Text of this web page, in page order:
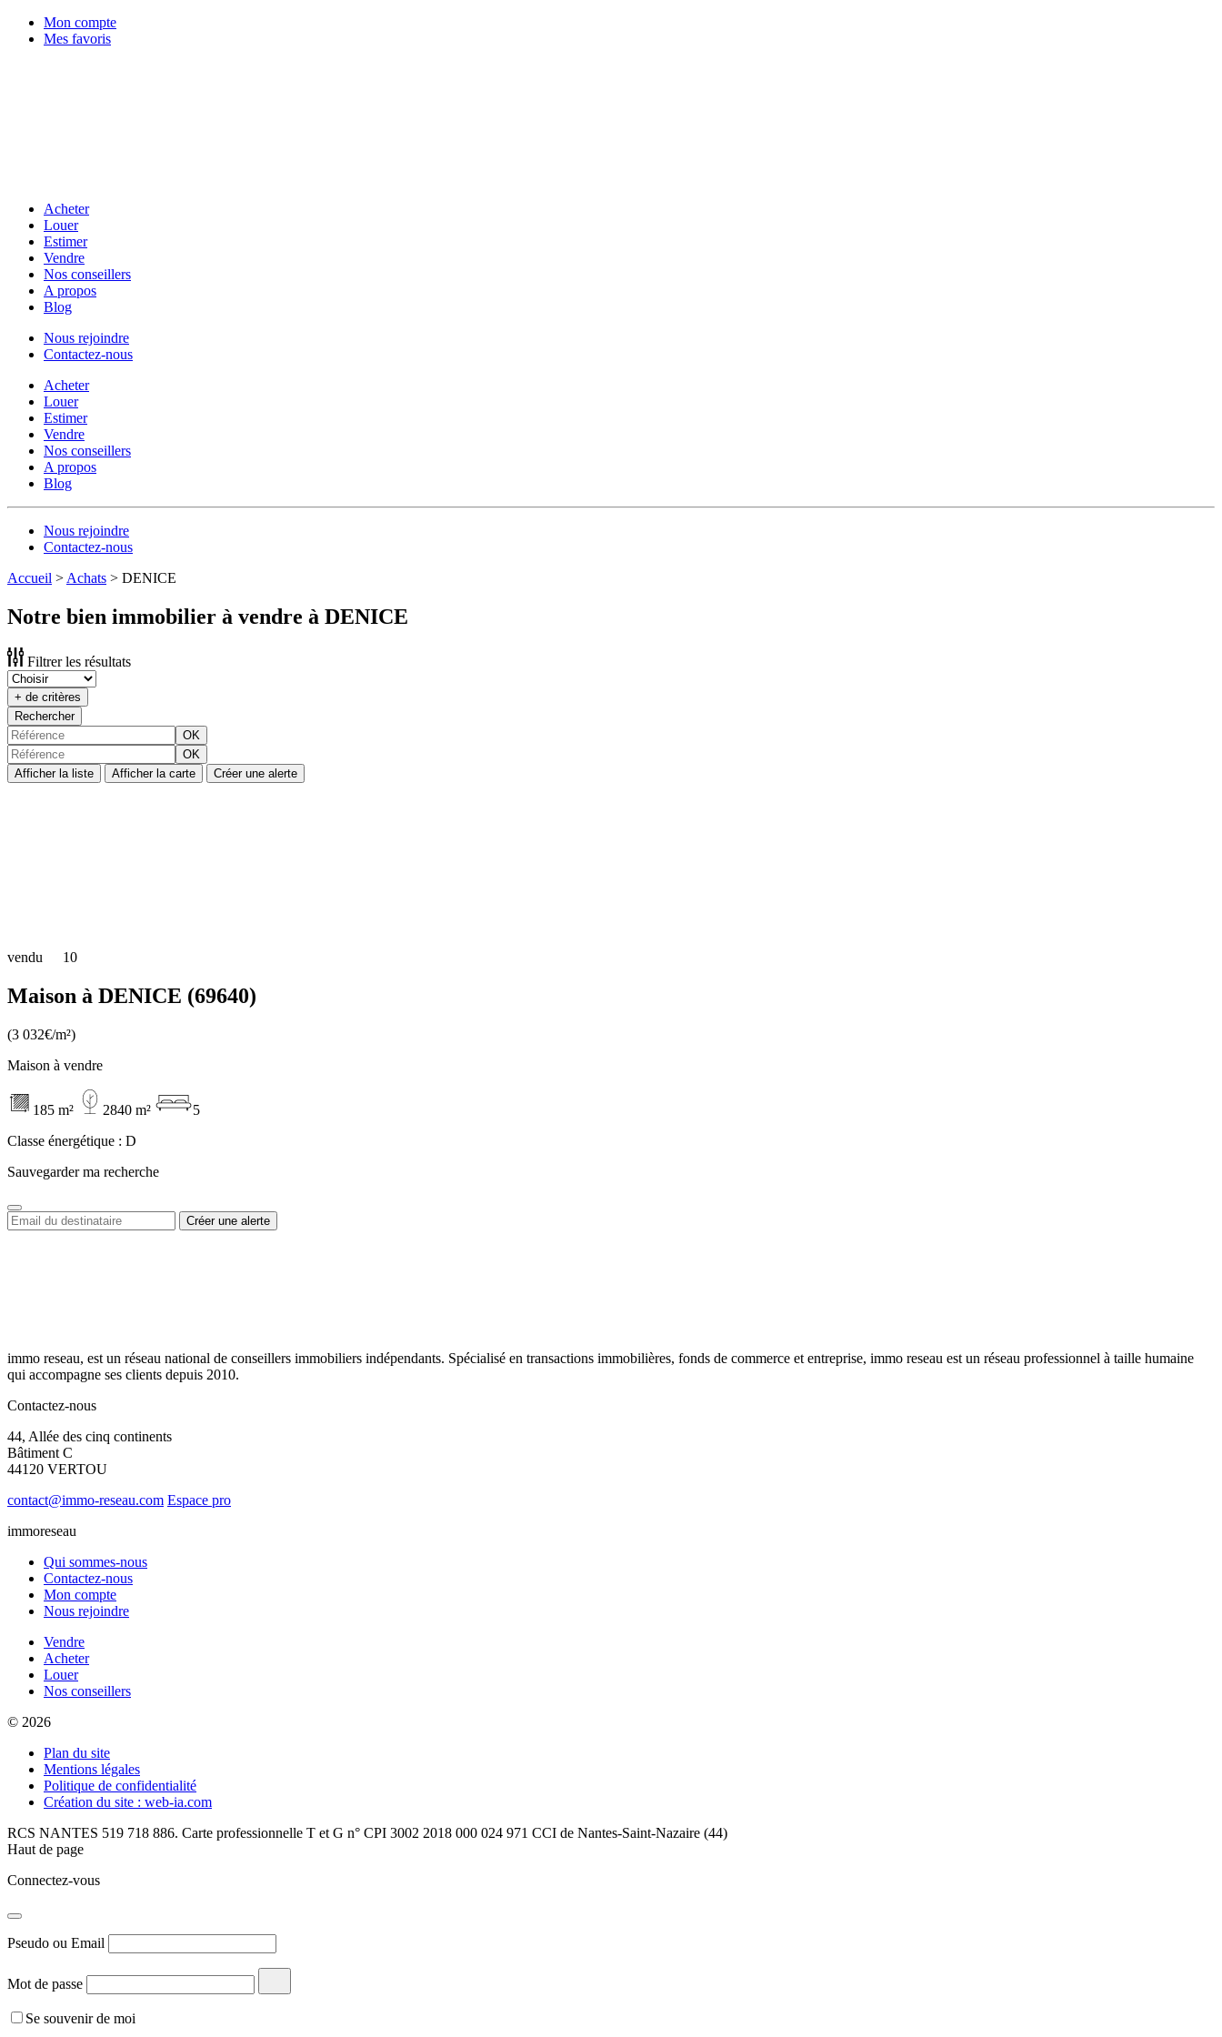
Mon compte
Mes favoris
Acheter
Louer
Estimer
Vendre
Nos conseillers
A propos
Blog
Nous rejoindre
Contactez-nous
Acheter
Louer
Estimer
Vendre
Nos conseillers
A propos
Blog
Nous rejoindre
Contactez-nous
Accueil > Achats > DENICE
Notre bien immobilier à vendre à DENICE
Filtrer les résultats
+ de critères
Rechercher
OK
OK
Afficher la liste
Afficher la carte Créer une alerte
vendu 10
Maison à DENICE (69640)
(3 032€/m²)
Maison à vendre
185 m² 2840 m²
5
Classe énergétique : D
Sauvegarder ma recherche
immo reseau, est un réseau national de conseillers immobiliers indépendants. Spécialisé en transactions immobilières, fonds de commerce et entreprise, immo reseau est un réseau professionnel à taille humaine
qui accompagne ses clients depuis 2010.
Contactez-nous
44, Allée des cinq continents
Bâtiment C
44120 VERTOU
contact@immo-reseau.com Espace pro
immoreseau
Qui sommes-nous
Contactez-nous
Mon compte
Nous rejoindre
Vendre
Acheter
Louer
Nos conseillers
© 2026
Plan du site
Mentions légales
Politique de confidentialité
Création du site : web-ia.com
RCS NANTES 519 718 886. Carte professionnelle T et G n° CPI 3002 2018 000 024 971 CCI de Nantes-Saint-Nazaire (44)
Haut de page
Connectez-vous
Pseudo ou Email
Mot de passe
Se souvenir de moi